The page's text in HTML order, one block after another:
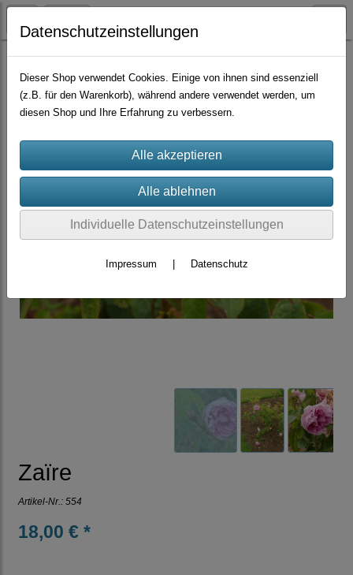
Container-Rosen Moosrosen
Zaïre
Artikel-Nr.: 554
18,00 € *
Datenschutzeinstellungen
Dieser Shop verwendet Cookies. Einige von ihnen sind essenziell
(z.B. für den Warenkorb), während andere verwendet werden, um
diesen Shop und Ihre Erfahrung zu verbessern.
Individuelle Datenschutzeinstellungen
Impressum Datenschutz